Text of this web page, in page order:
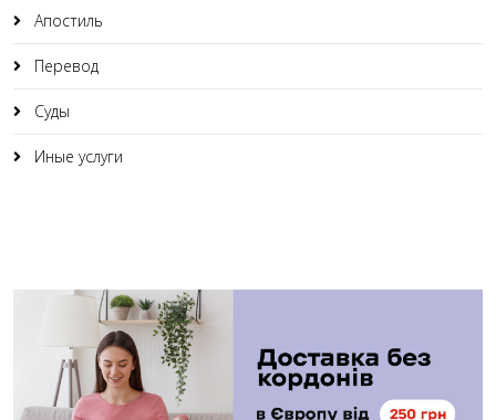
Апостиль
Перевод
Суды
Иные услуги